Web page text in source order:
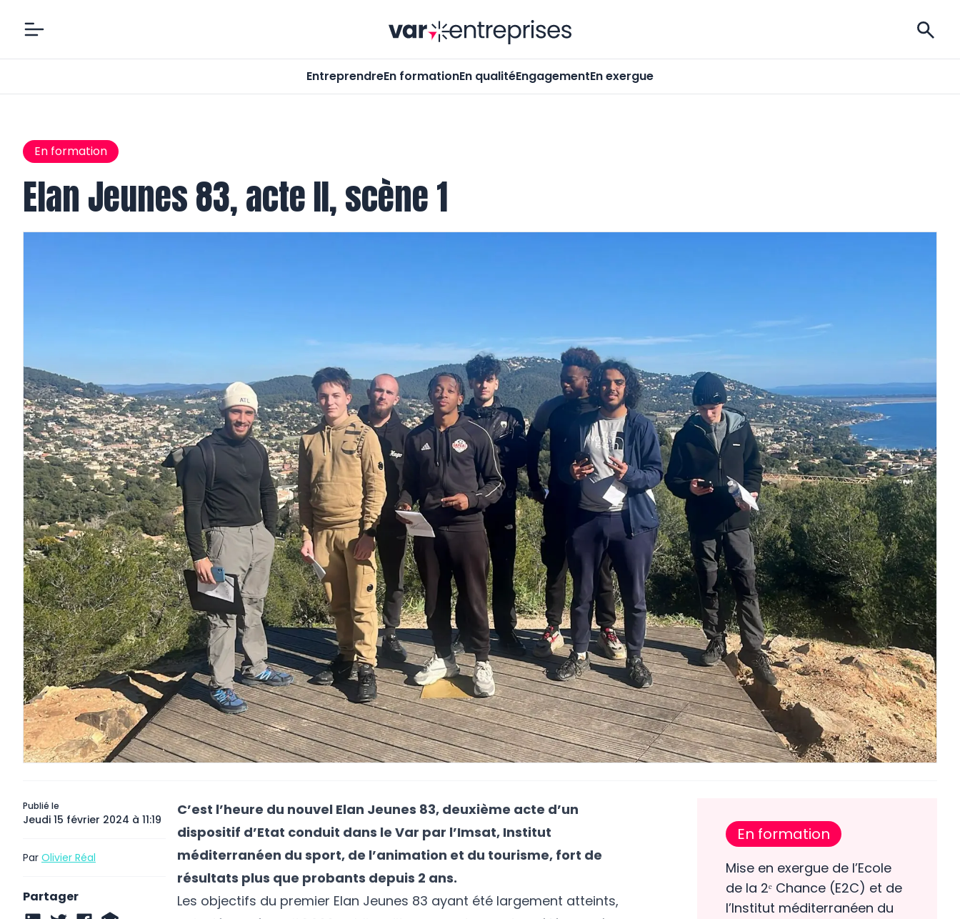
Var-Entreprises
EntreprendreEn formationEn qualitéEngagementEn exergue
En formation
Elan Jeunes 83, acte II, scène 1
Publié le
Jeudi 15 février 2024 à 11:19
Par Olivier Réal
Partager
C’est l’heure du nouvel Elan Jeunes 83, deuxième acte d’un
dispositif d’Etat conduit dans le Var par l’Imsat, Institut
méditerranéen du sport, de l’animation et du tourisme, fort de
résultats plus que probants depuis 2 ans.
Les objectifs du premier Elan Jeunes 83 ayant été largement atteints,
En formation
Mise en exergue de l’Ecole
de la 2ᵉ Chance (E2C) et de
l’Institut méditerranéen du